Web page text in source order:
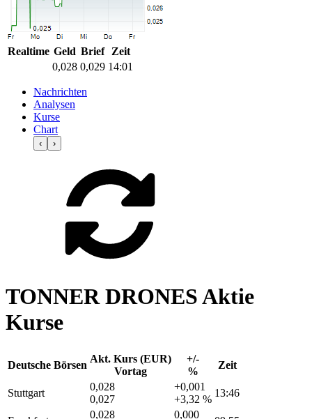
Realtime Geld Brief
Zeit
0,028 0,029 14:01
Nachrichten
Analysen
Kurse
Chart
‹ ›
TONNER DRONES Aktie
Kurse
Deutsche Börsen
Akt. Kurs (EUR)
Vortag
+/-
%
Zeit
Stuttgart
0,028
0,027
+0,001
+3,32 %
13:46
0,028 0,000